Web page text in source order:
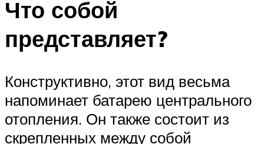
Что собой
представляет?
Конструктивно, этот вид весьма
напоминает батарею центрального
отопления. Он также состоит из
скрепленных между собой